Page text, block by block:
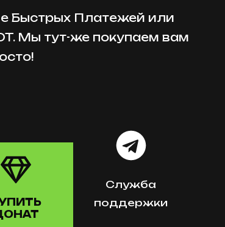
Быстрых Платежей или
Мы тут-же покупаем вам
Служба
поддержки